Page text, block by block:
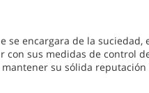
encargara de la suciedad,
con sus medidas de control
su sólida reputación